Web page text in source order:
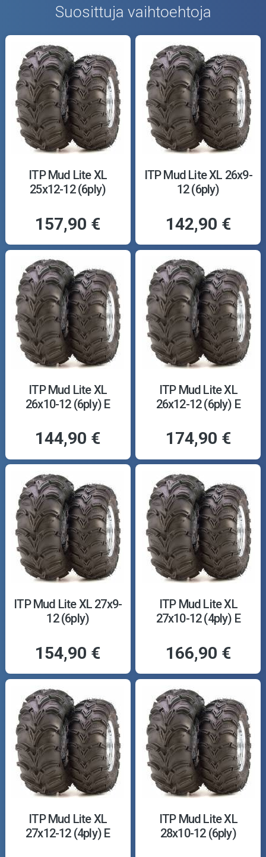
Suosittuja vaihtoehtoja
ITP Mud Lite XL
25x12-12 (6ply)
157,90 €
ITP Mud Lite XL 26x9-
12 (6ply)
142,90 €
ITP Mud Lite XL
26x10-12 (6ply) E
144,90 €
ITP Mud Lite XL
26x12-12 (6ply) E
174,90 €
ITP Mud Lite XL 27x9-
12 (6ply)
154,90 €
ITP Mud Lite XL
27x10-12 (4ply) E
166,90 €
ITP Mud Lite XL
27x12-12 (4ply) E
ITP Mud Lite XL
28x10-12 (6ply)